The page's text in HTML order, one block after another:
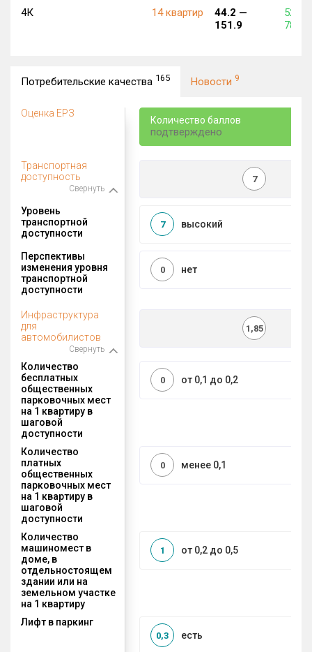
4К
14 квартир
44.2 —
151.9
522
783
Потребительские качества 165 Новости 9
Оценка ЕРЗ
Количество баллов
подтверждено
Транспортная
доступность
Свернуть
7
Уровень
транспортной
доступности
высокий
7
Перспективы
изменения уровня
транспортной
доступности
нет
0
Инфраструктура
для
автомобилистов
Свернуть
1,85
Количество
бесплатных
общественных
парковочных мест
на 1 квартиру в
шаговой
доступности
от 0,1 до 0,2
0
Количество
платных
общественных
парковочных мест
на 1 квартиру в
шаговой
доступности
менее 0,1
0
Количество
машиномест в
доме, в
отдельностоящем
здании или на
земельном участке
на 1 квартиру
от 0,2 до 0,5
1
Лифт в паркинг
есть
0,3